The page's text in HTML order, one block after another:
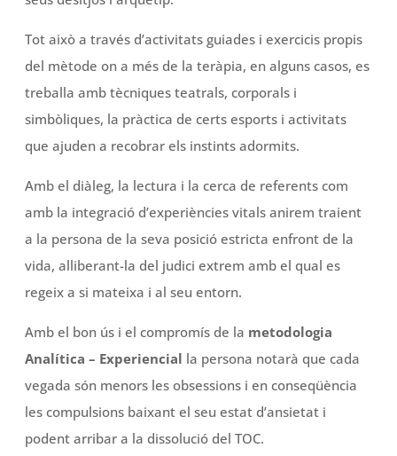
Tot això a través d’activitats guiades i exercicis propis
del mètode on a més de la teràpia, en alguns casos, es
treballa amb tècniques teatrals, corporals i
simbòliques, la pràctica de certs esports i activitats
que ajuden a recobrar els instints adormits.
Amb el diàleg, la lectura i la cerca de referents com
amb la integració d’experiències vitals anirem traient
a la persona de la seva posició estricta enfront de la
vida, alliberant-la del judici extrem amb el qual es
regeix a si mateixa i al seu entorn.
Amb el bon ús i el compromís de la metodologia
Analítica – Experiencial la persona notarà que cada
vegada són menors les obsessions i en conseqüència
les compulsions baixant el seu estat d’ansietat i
podent arribar a la dissolució del TOC.